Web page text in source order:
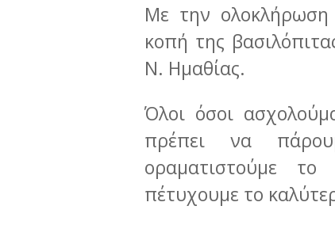
Με την ολοκλήρωση
κοπή της
Ν. Ημαθίας.
Όλοι όσοι
πρέπει να
οραματιστούμε
πέτυχουμε το